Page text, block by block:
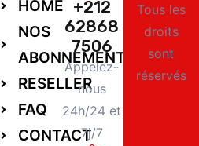
HOME
NOS
ABONNEMENTS
RESELLER
FAQ
CONTACT
+212
62868
7506
Appelez-
nous
24h/24 et
7j/7
Tous les
droits
sont
réservés